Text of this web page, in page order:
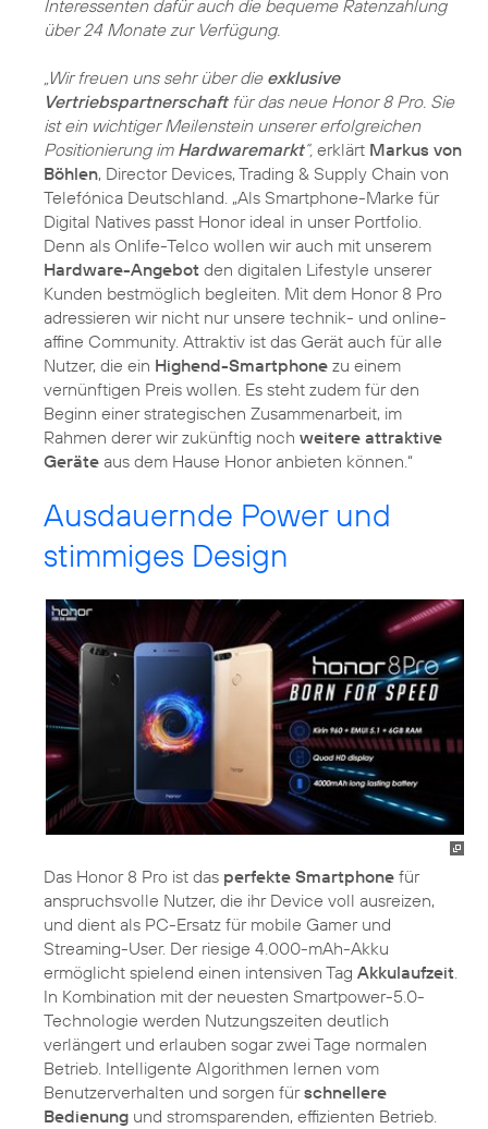
Interessenten dafür auch die bequeme Ratenzahlung
über 24 Monate zur Verfügung.
„Wir freuen uns sehr über die exklusive
Vertriebspartnerschaftfür das neue Honor 8 Pro. Sie
ist ein wichtiger Meilenstein unserer erfolgreichen
Positionierung im Hardwaremarkt“, erklärt Markus von
Böhlen, Director Devices, Trading & Supply Chain von
Telefónica Deutschland. „Als Smartphone-Marke für
Digital Natives passt Honor ideal in unser Portfolio.
Denn als Onlife-Telco wollen wir auch mit unserem
Hardware-Angebot den digitalen Lifestyle unserer
Kunden bestmöglich begleiten. Mit dem Honor 8 Pro
adressieren wir nicht nur unsere technik- und online-
affine Community. Attraktiv ist das Gerät auch für alle
Nutzer, die ein Highend-Smartphone zu einem
vernünftigen Preis wollen. Es steht zudem für den
Beginn einer strategischen Zusammenarbeit, im
Rahmen derer wir zukünftig noch weitere attraktive
Geräte aus dem Hause Honor anbieten können.“
Ausdauernde Power und
stimmiges Design
Das Honor 8 Pro ist das perfekte Smartphone für
anspruchsvolle Nutzer, die ihr Device voll ausreizen,
und dient als PC-Ersatz für mobile Gamer und
Streaming-User. Der riesige 4.000-mAh-Akku
ermöglicht spielend einen intensiven Tag Akkulaufzeit.
In Kombination mit der neuesten Smartpower-5.0-
Technologie werden Nutzungszeiten deutlich
verlängert und erlauben sogar zwei Tage normalen
Betrieb. Intelligente Algorithmen lernen vom
Benutzerverhalten und sorgen fürschnellere
Bedienung und stromsparenden, effizienten Betrieb.